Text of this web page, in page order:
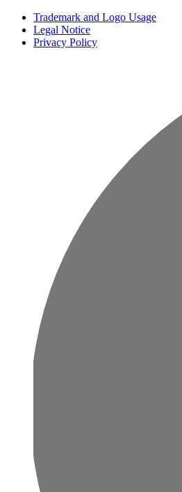
Trademark and Logo Usage
Legal Notice
Privacy Policy